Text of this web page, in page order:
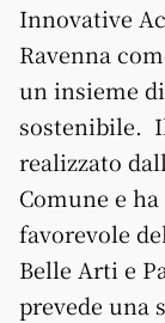
Innovative
Ravenna
un insieme
sostenibile.
realizzato
Comune e
favorevole
Belle Arti e
prevede una